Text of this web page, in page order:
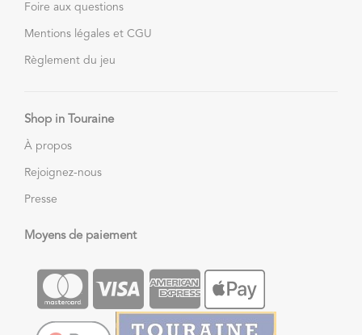
Foire aux questions
Mentions légales et CGU
Règlement du jeu
Shop in Touraine
À propos
Rejoignez-nous
Presse
Moyens de paiement